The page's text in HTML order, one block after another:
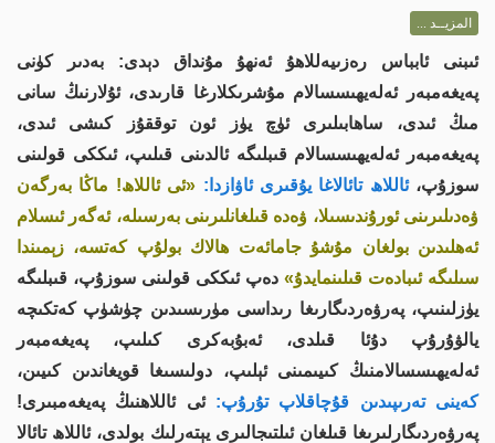
المزيــد ...
ئىبنى ئابباس رەزىيەللاھۇ ئەنھۇ مۇنداق دېدى: بەدىر كۈنى
پەيغەمبەر ئەلەيھىسسالام مۇشرىكلارغا قارىدى، ئۇلارنىڭ سانى
مىڭ ئىدى، ساھابىلىرى ئۈچ يۈز ئون توققۇز كىشى ئىدى،
پەيغەمبەر ئەلەيھىسسالام قىبلىگە ئالدىنى قىلىپ، ئىككى قولىنى
سوزۇپ، ئاللاھ تائالاغا يۇقىرى ئاۋازدا: «ئى ئاللاھ! ماڭا بەرگەن
ۋەدىلىرىنى ئورۇندىسىلا، ۋەدە قىلغانلىرىنى بەرسىلە، ئەگەر ئىسلام
ئەھلىدىن بولغان مۇشۇ جامائەت ھالاك بولۇپ كەتسە، زېمىندا
سىلىگە ئىبادەت قىلىنمايدۇ» دەپ ئىككى قولىنى سوزۇپ، قىبلىگە
يۈزلىنىپ، پەرۋەردىگارىغا رىداسى مۈرىسىدىن چۈشۈپ كەتكىچە
يالۋۇرۇپ دۇئا قىلدى، ئەبۇبەكرى كىلىپ، پەيغەمبەر
ئەلەيھىسسالامنىڭ كىيىمىنى ئېلىپ، دولىسىغا قويغاندىن كىيىن،
كەينى تەرىپىدىن قۇچاقلاپ تۇرۇپ: ئى ئاللاھنىڭ پەيغەمبىرى!
پەرۋەردىگارلىرىغا قىلغان ئىلتىجالىرى يېتەرلىك بولدى، ئاللاھ تائالا